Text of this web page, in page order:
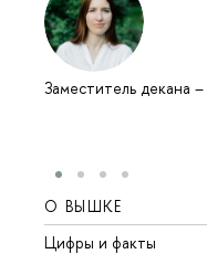
Заместитель декана –
О ВЫШКЕ
Цифры и факты